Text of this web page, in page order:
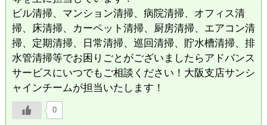
ビル清掃、マンション清掃、病院清掃、オフィス清
掃、床清掃、カーペット清掃、厨房清掃、エアコン清
掃、定期清掃、日常清掃、巡回清掃、貯水槽清掃、排
水管清掃等でお困りごとがございましたらアドバンス
サービスにいつでもご相談ください！大阪支店サンシ
ャインチームが担当いたします！
0